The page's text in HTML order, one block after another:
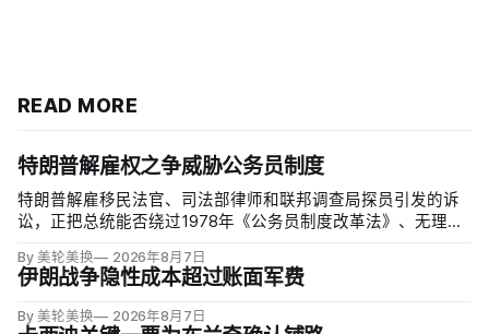
READ MORE
特朗普解雇权之争威胁公务员制度
特朗普解雇移民法官、司法部律师和联邦调查局探员引发的诉
讼，正把总统能否绕过1978年《公务员制度改革法》、无理由
天将全院审理两名前移民法官梅根·杰克勒（Megan Jackler）
和布兰登·贾罗赫（Brandon Jaroc…
By 美轮美换 2026年8月7日
伊朗战争隐性成本超过账面军费
By 美轮美换 2026年8月7日